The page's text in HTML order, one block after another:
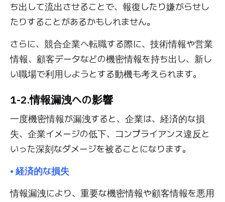
ち出して流出させることで、報復したり嫌がらせし
たりすることがあるかもしれません。
さらに、競合企業へ転職する際に、技術情報や営業
情報、顧客データなどの機密情報を持ち出し、新し
い職場で利用しようとする動機も考えられます。
1-2.情報漏洩への影響
一度機密情報が漏洩すると、企業は、経済的な損
失、企業イメージの低下、コンプライアンス違反と
いった深刻なダメージを被ることになります。
• 経済的な損失
情報漏洩により、重要な機密情報や顧客情報を悪用